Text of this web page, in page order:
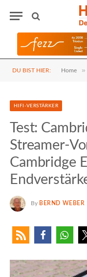
DU BIST HIER: Home »
HIFI-VERSTÄRKER
Test:
Streamer-
Cambridge
By BERND WEBER